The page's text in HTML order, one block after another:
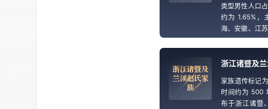
类型男性人口
约为 1.65%，
海、安徽、江
以王、陈、张
氏。
浙江诸暨及
兰溪赵氏家
族
浙江诸暨及
家族遗传标记
时间约为 500
布于浙江诸暨